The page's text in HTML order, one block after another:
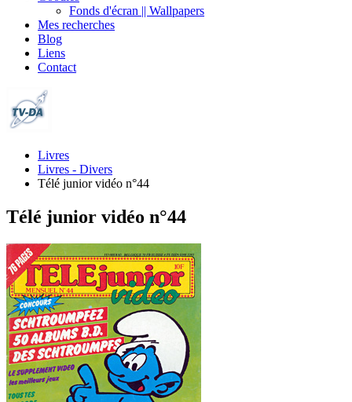
Fonds d'écran || Wallpapers
Mes recherches
Blog
Liens
Contact
Livres
Livres - Divers
Télé junior vidéo n°44
Télé junior vidéo n°44